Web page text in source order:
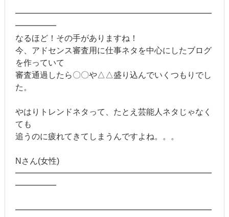
━━━━━━━━━━━━━━━━━━━━━━━━
━━━━━
なるほど！その手がありますね！
今、アドセンス審査用に仕事ネタを中心にしたブログ
を作っていて
審査通過したら〇〇や△△盛り込んでいくつもりでし
た。
やはりトレンドネタって、たとえ芸能人ネタじゃなく
ても
追うのに疲れてきてしまうんですよね。。。
Nさん(女性)
━━━━━━━━━━━━━━━━━━━━━━━━
━━━━━
━━━━━━━━━━━━━━━━━━━━━━━━